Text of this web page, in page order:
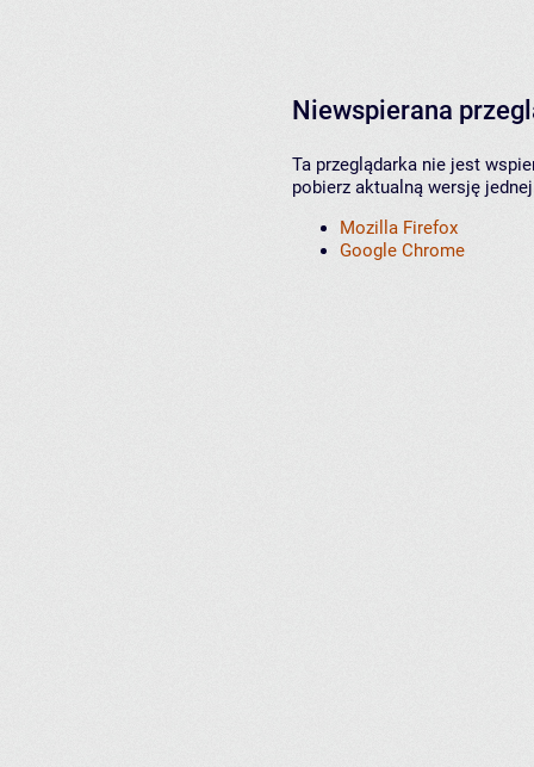
Niewspierana
Ta przeglądarka nie jest
pobierz aktualną wersję
Mozilla Firefox
Google Chrome